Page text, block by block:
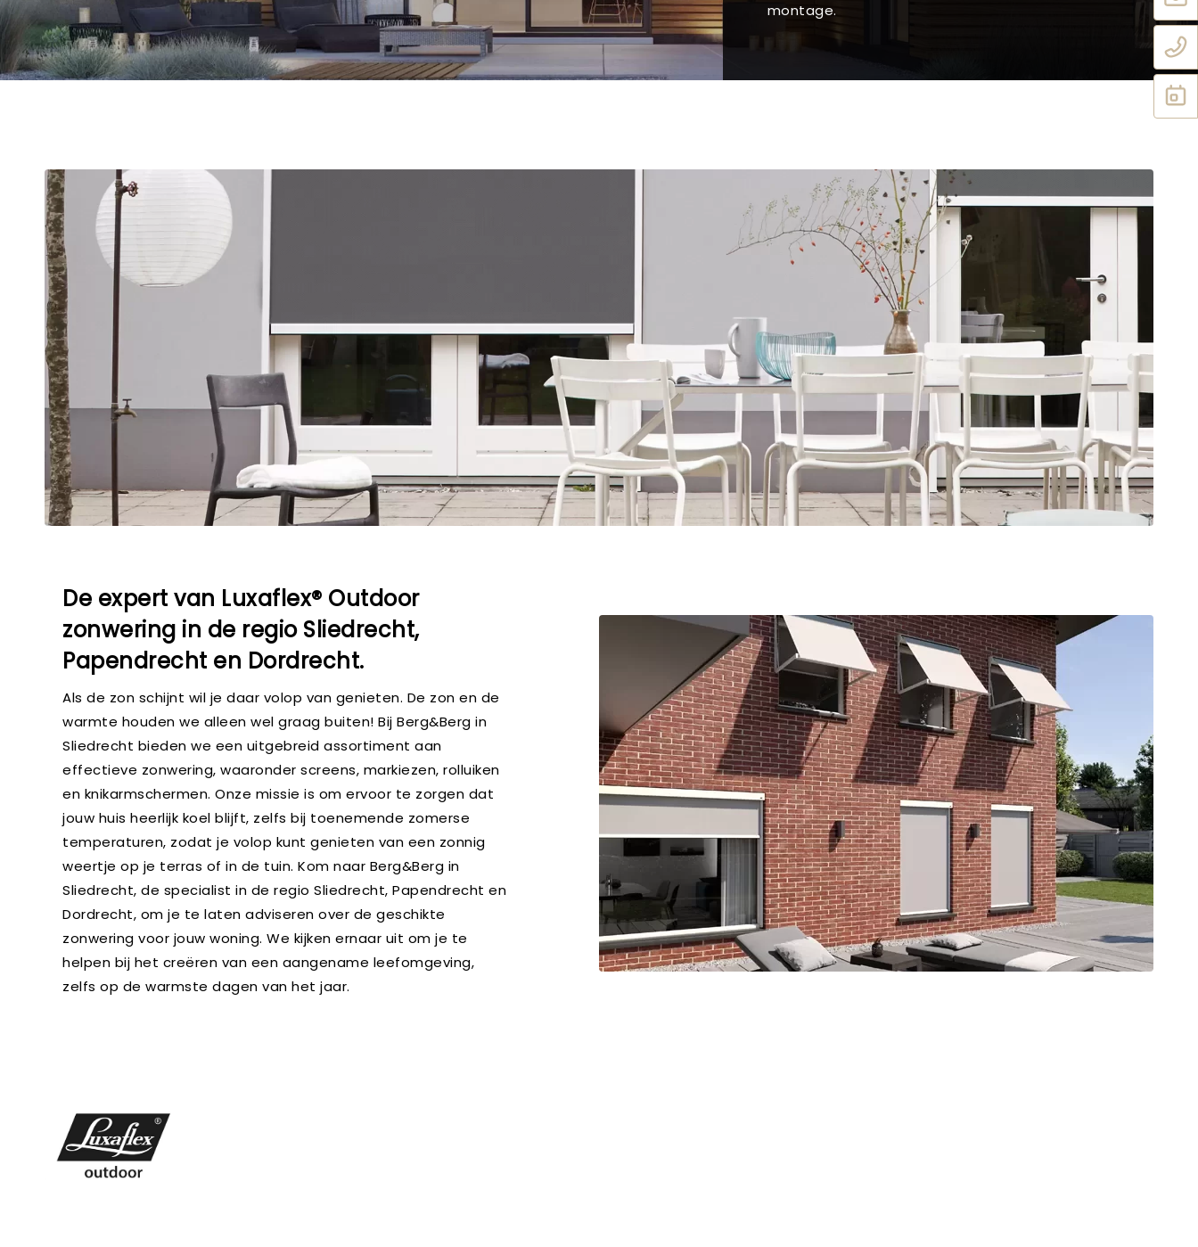
montage.
De expert van Luxaflex® Outdoor
zonwering in de regio Sliedrecht,
Papendrecht en Dordrecht.
Als de zon schijnt wil je daar volop van genieten. De zon en de
warmte houden we alleen wel graag buiten! Bij Berg&Berg in
Sliedrecht bieden we een uitgebreid assortiment aan
effectieve zonwering, waaronder screens, markiezen, rolluiken
en knikarmschermen. Onze missie is om ervoor te zorgen dat
jouw huis heerlijk koel blijft, zelfs bij toenemende zomerse
temperaturen, zodat je volop kunt genieten van een zonnig
weertje op je terras of in de tuin. Kom naar Berg&Berg in
Sliedrecht, de specialist in de regio Sliedrecht, Papendrecht en
Dordrecht, om je te laten adviseren over de geschikte
zonwering voor jouw woning. We kijken ernaar uit om je te
helpen bij het creëren van een aangename leefomgeving,
zelfs op de warmste dagen van het jaar.